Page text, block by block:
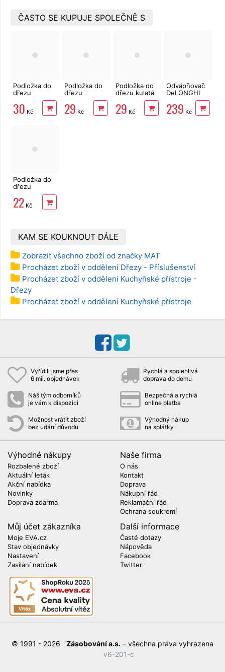
ČASTO SE KUPUJE SPOLEČNĚ S
Podložka do
dřezu
34x34cm
30 Kč
Podložka do
dřezu
hranatá 30,5
x 30,5 cm
29 Kč
Podložka do
dřezu kulatá
29 Kč
Odvápňovač
DeLONGHI
Eco Decalk
DLSC 500 pro
kávovary,
239 Kč
Podložka do
dřezu
30x26cm
22 Kč
KAM SE KOUKNOUT DÁLE
Zobrazit všechno zboží od značky MAT
Procházet zboží v oddělení Dřezy - Příslušenství
Procházet zboží v oddělení Kuchyňské přístroje -
Dřezy
Procházet zboží v oddělení Kuchyňské přístroje
Vyřídili jsme přes
6 mil. objednávek
Rychlá a spolehlivá
doprava do domu
Náš tým odborníků
je vám k dispozici
Bezpečná a rychlá
online platba
Možnost vrátit zboží
bez udání důvodu
Výhodný nákup
na splátky
Výhodné nákupy
Rozbalené zboží
Aktuální leták
Akční nabídka
Novinky
Doprava zdarma
Naše firma
O nás
Kontakt
Doprava
Nákupní řád
Reklamační řád
Ochrana soukromí
Můj účet zákazníka
Moje EVA.cz
Stav objednávky
Nastavení
Zasílání nabídek
Další informace
Časté dotazy
Nápověda
Facebook
Twitter
© 1991 - 2026 Zásobování a.s. – všechna práva vyhrazena
v6-201-c